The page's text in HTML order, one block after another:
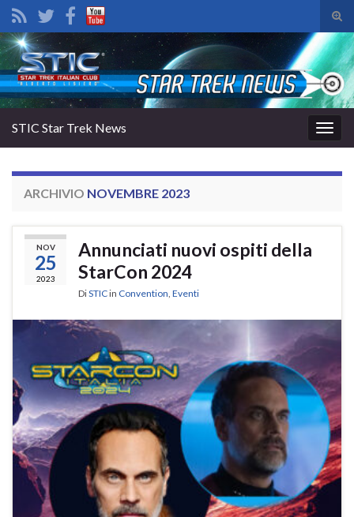
il
di
Search for:
la
STIC Star Trek News
ARCHIVIO NOVEMBRE 2023
NOV
25
2023
Annunciati nuovi ospiti della
StarCon 2024
DiSTICin Convention Eventi